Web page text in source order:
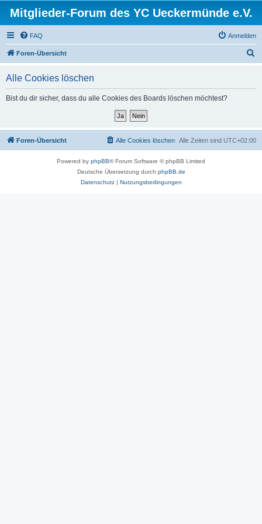
Mitglieder-Forum des YC Ueckermünde e.V.
FAQ Anmelden
Foren-Übersicht
Alle Cookies löschen
Bist du dir sicher, dass du alle Cookies des Boards löschen möchtest?
Foren-Übersicht Alle Zeiten sind UTC+02:00
Alle Cookies löschen
Powered by phpBB® Forum Software © phpBB Limited
Deutsche Übersetzung durch phpBB.de
Datenschutz| Nutzungsbedingungen